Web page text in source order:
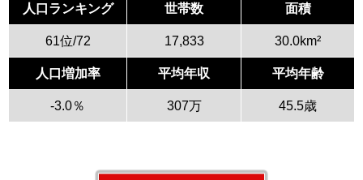
人口ランキング 世帯数 面積
61位/72 17,833 30.0km²
人口増加率 平均年収 平均年齢
-3.0％ 307万 45.5歳